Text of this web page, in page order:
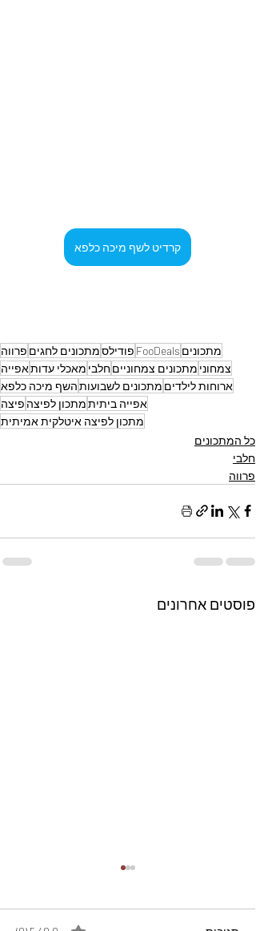
קרדיט לשף מיכה כלפא
מתכונים FooDeals פודילסמתכונים לחגים פרווה
צמחוני מתכונים צמחונייםחלבי מאכלי עדותאפייה
ארוחות לילדים מתכונים לשבועותהשף מיכה כלפא
אפייה ביתיתמתכון לפיצה פיצה
מתכון לפיצה איטלקית אמיתית
כל המתכונים
חלבי
פרווה
פוסטים אחרונים